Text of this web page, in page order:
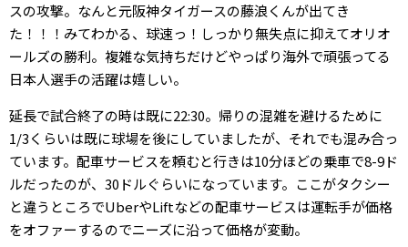
スの攻撃。なんと元阪神タイガースの藤浪くんが出てき
た！！！みてわかる、球速っ！しっかり無失点に抑えてオリオ
ールズの勝利。複雑な気持ちだけどやっぱり海外で頑張ってる
日本人選手の活躍は嬉しい。
延長で試合終了の時は既に22:30。帰りの混雑を避けるために
1/3くらいは既に球場を後にしていましたが、それでも混み合っ
ています。配車サービスを頼むと行きは10分ほどの乗車で8-9ド
ルだったのが、30ドルぐらいになっています。ここがタクシー
と違うところでUberやLiftなどの配車サービスは運転手が価格
をオファーするのでニーズに沿って価格が変動。